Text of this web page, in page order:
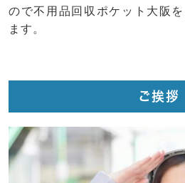
ので不用品回収ポケット大阪
ます。
ご挨拶